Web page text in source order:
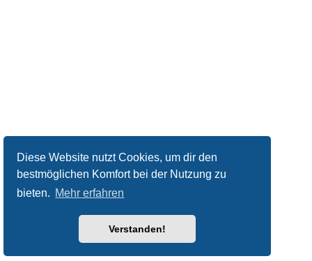
Diese Website nutzt Cookies, um dir den
bestmöglichen Komfort bei der Nutzung zu
bieten. Mehr erfahren
Verstanden!